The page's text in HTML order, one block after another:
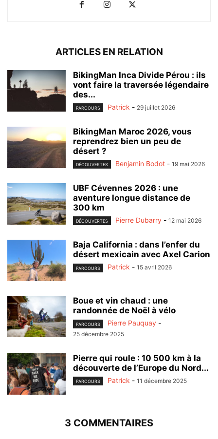
ARTICLES EN RELATION
BikingMan Inca Divide Pérou : ils
vont faire la traversée légendaire
des...
PARCOURS Patrick - 29 juillet 2026
BikingMan Maroc 2026, vous
reprendrez bien un peu de
désert ?
DÉCOUVERTES Benjamin Bodot - 19 mai 2026
UBF Cévennes 2026 : une
aventure longue distance de
300 km
DÉCOUVERTES Pierre Dubarry - 12 mai 2026
Baja California : dans l’enfer du
désert mexicain avec Axel Carion
PARCOURS Patrick - 15 avril 2026
Boue et vin chaud : une
randonnée de Noël à vélo
PARCOURS Pierre Pauquay -
25 décembre 2025
Pierre qui roule : 10 500 km à la
découverte de l’Europe du Nord...
PARCOURS Patrick - 11 décembre 2025
3 COMMENTAIRES